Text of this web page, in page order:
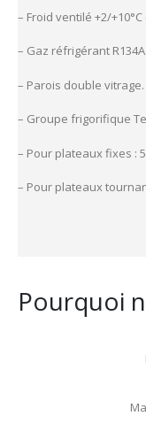
– Froid ventilé +2/+10°C
– Gaz réfrigérant R134A.
– Parois double vitrage.
– Groupe frigorifique
– Pour plateaux fixes :
– Pour plateaux
Pourquoi